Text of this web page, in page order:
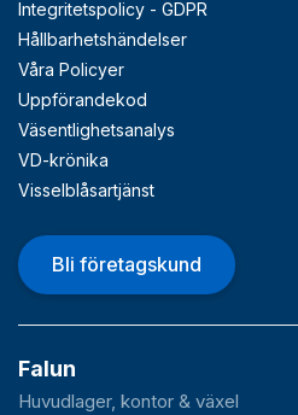
Integritetspolicy - GDPR
Hållbarhetshändelser
Våra Policyer
Uppförandekod
Väsentlighetsanalys
VD-krönika
Visselblåsartjänst
Bli företagskund
Falun
Huvudlager, kontor & växel